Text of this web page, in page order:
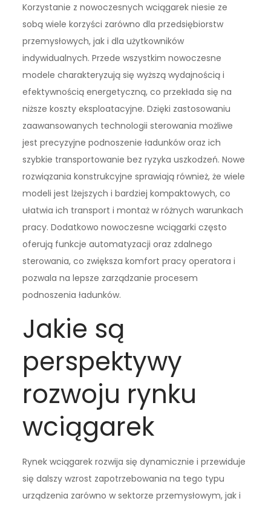
Korzystanie z nowoczesnych wciągarek niesie ze
sobą wiele korzyści zarówno dla przedsiębiorstw
przemysłowych, jak i dla użytkowników
indywidualnych. Przede wszystkim nowoczesne
modele charakteryzują się wyższą wydajnością i
efektywnością energetyczną, co przekłada się na
niższe koszty eksploatacyjne. Dzięki zastosowaniu
zaawansowanych technologii sterowania możliwe
jest precyzyjne podnoszenie ładunków oraz ich
szybkie transportowanie bez ryzyka uszkodzeń. Nowe
rozwiązania konstrukcyjne sprawiają również, że wiele
modeli jest lżejszych i bardziej kompaktowych, co
ułatwia ich transport i montaż w różnych warunkach
pracy. Dodatkowo nowoczesne wciągarki często
oferują funkcje automatyzacji oraz zdalnego
sterowania, co zwiększa komfort pracy operatora i
pozwala na lepsze zarządzanie procesem
podnoszenia ładunków.
Jakie są
perspektywy
rozwoju rynku
wciągarek
Rynek wciągarek rozwija się dynamicznie i przewiduje
się dalszy wzrost zapotrzebowania na tego typu
urządzenia zarówno w sektorze przemysłowym, jak i